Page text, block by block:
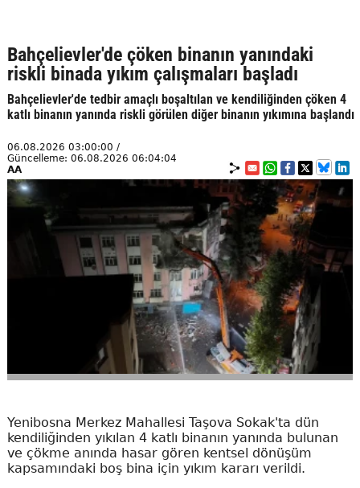
Bahçelievler'de çöken binanın yanındaki
riskli binada yıkım çalışmaları başladı
Bahçelievler'de tedbir amaçlı boşaltılan ve kendiliğinden çöken 4
katlı binanın yanında riskli görülen diğer binanın yıkımına başlandı
06.08.2026 03:00:00 /
Güncelleme: 06.08.2026 06:04:04
AA
Yenibosna Merkez Mahallesi Taşova Sokak'ta dün
kendiliğinden yıkılan 4 katlı binanın yanında bulunan
ve çökme anında hasar gören kentsel dönüşüm
kapsamındaki boş bina için yıkım kararı verildi.